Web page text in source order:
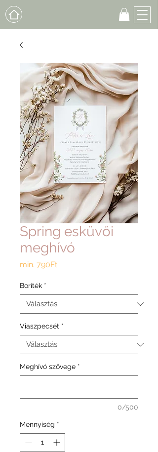
Spring esküvői
meghívó
min. 790FtAkciós
Boríték *
Viaszpecsét *
Meghívó szövege *
0/500
Mennyiség *